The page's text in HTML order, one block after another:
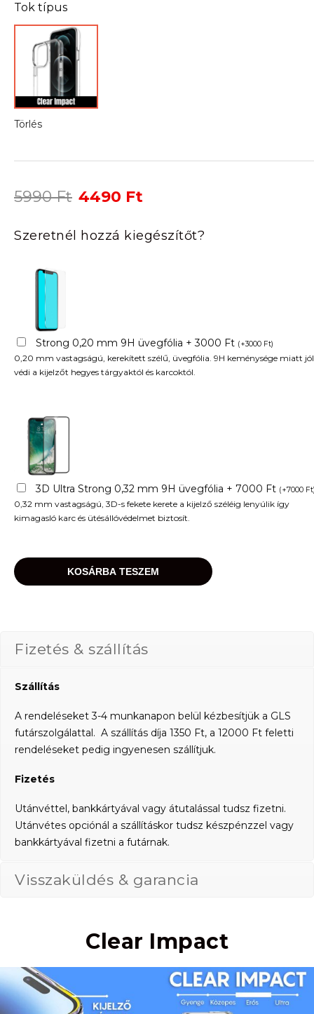
Tok típus
Törlés
5990Ft Original
was:
5990 Ft.
4490 Ft
is:
4490 Ft.
Szeretnél hozzá kiegészítőt?
Strong 0,20 mm 9H üvegfólia + 3000 Ft (+3000 Ft)
0,20 mm vastagságú, kerekített szélű, üvegfólia. 9H keménysége miatt jól
védi a kijelzőt hegyes tárgyaktól és karcoktól.
3D Ultra Strong 0,32 mm 9H üvegfólia + 7000 Ft (+7000 Ft
0,32 mm vastagságú, 3D-s fekete kerete a kijelző széléig lenyúlik így
kimagasló karc és ütésállóvédelmet biztosít.
KOSÁRBA TESZEM
Fizetés & szállítás
Szállítás
A rendeléseket 3-4 munkanapon belül kézbesítjük a GLS
futárszolgálattal. A szállítás díja 1350 Ft, a 12000 Ft feletti
rendeléseket pedig ingyenesen szállítjuk.
Fizetés
Utánvéttel, bankkártyával vagy átutalással tudsz fizetni.
Utánvétes opciónál a szállításkor tudsz készpénzzel vagy
bankkártyával fizetni a futárnak.
Visszaküldés & garancia
Clear Impact